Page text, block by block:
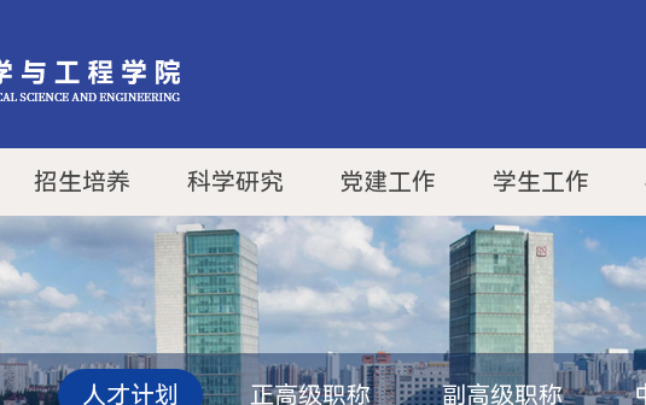
招生培养 科学研究 党建工作 学生工作
人才计划 正高级职称 副高级职称